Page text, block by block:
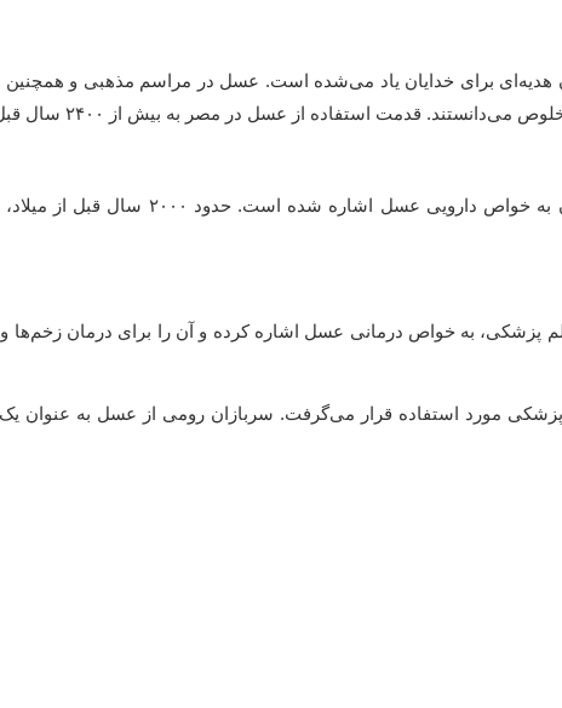
برای خدایان یاد می‌شده است. عسل در مراسم مذهبی و همچنین
از عسل در مصر به بیش از ۲۴۰۰ سال قبل از میلاد بازمی‌گردد.
در بین‌النهرین، عسل یکی از مواد غذایی و دارویی مهم
پزشکی، به خواص درمانی عسل اشاره کرده و آن را برای درمان زخم‌ها
مورد استفاده قرار می‌گرفت. سربازان رومی از عسل به عنوان یک